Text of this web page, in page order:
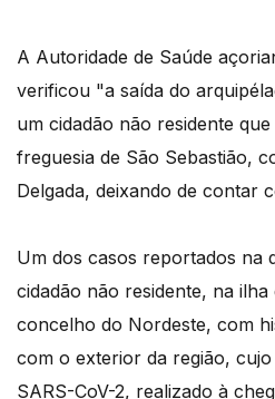
A Autoridade de Saúde
verificou "a saída do
um cidadão não residente
freguesia de São Sebastião,
Delgada, deixando de contar
Um dos casos reportados na
cidadão não residente, na ilha
concelho do Nordeste, com
com o exterior da região, cujo
SARS-CoV-2, realizado à